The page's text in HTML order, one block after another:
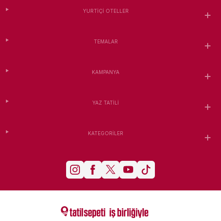
YURTIÇI OTELLER
TEMALAR
KAMPANYA
YAZ TATILI
KATEGORILER